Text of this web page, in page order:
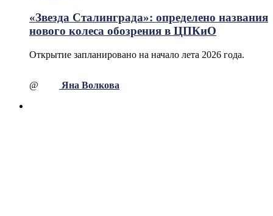
«Звезда Сталинграда»: определено названия
нового колеса обозрения в ЦПКиО
Открытие запланировано на начало лета 2026 года.
@ Яна Волкова